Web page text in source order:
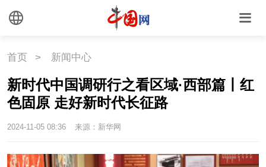
国情 助残
海洋
联盟 心理 老年
首页 > 新闻中心
新时代中国调研行之看区域·西部篇丨红
色固原 走好新时代长征路
2024-11-05 08:36 来源：新华网